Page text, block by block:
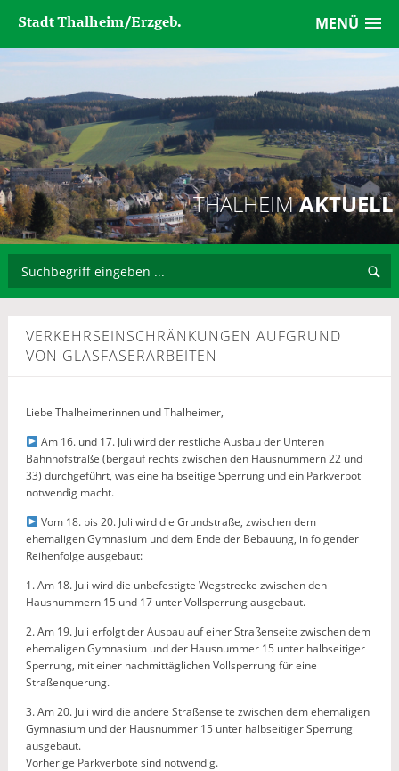
MENÜ
Stadt Thalheim/Erzgeb.
THALHEIMAKTUELL
VERKEHRSEINSCHRÄNKUNGEN AUFGRUND
VON GLASFASERARBEITEN
Liebe Thalheimerinnen und Thalheimer,
Am 16. und 17. Juli wird der restliche Ausbau der Unteren
Bahnhofstraße (bergauf rechts zwischen den Hausnummern 22 und
33) durchgeführt, was eine halbseitige Sperrung und ein Parkverbot
notwendig macht.
Vom 18. bis 20. Juli wird die Grundstraße, zwischen dem
ehemaligen Gymnasium und dem Ende der Bebauung, in folgender
Reihenfolge ausgebaut:
1. Am 18. Juli wird die unbefestigte Wegstrecke zwischen den
Hausnummern 15 und 17 unter Vollsperrung ausgebaut.
2. Am 19. Juli erfolgt der Ausbau auf einer Straßenseite zwischen dem
ehemaligen Gymnasium und der Hausnummer 15 unter halbseitiger
Sperrung, mit einer nachmittäglichen Vollsperrung für eine
Straßenquerung.
3. ⁠Am 20. Juli wird die andere Straßenseite zwischen dem ehemaligen
Gymnasium und der Hausnummer 15 unter halbseitiger Sperrung
ausgebaut.
Vorherige Parkverbote sind notwendig.